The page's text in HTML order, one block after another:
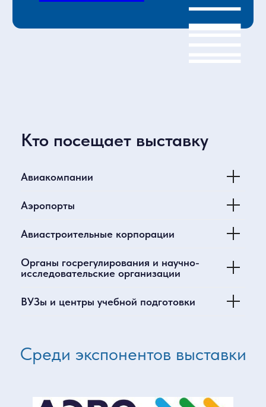
Кто посещает выставку
Авиакомпании
Аэропорты
Авиастроительные корпорации
Органы госрегулирования и научно-
исследовательские организации
ВУЗы и центры учебной подготовки
Среди экспонентов выставки
Дополнительные
возможности
на выставке